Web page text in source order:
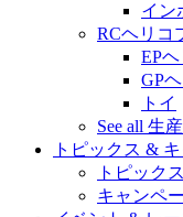
イン
RCヘリコ
EP
GP
トイ
See all 生
トピックス &
トピックス
キャンペ